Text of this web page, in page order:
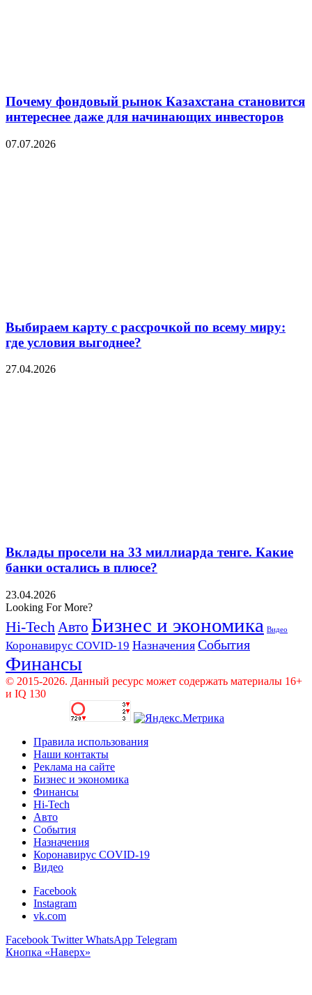
Почему фондовый рынок Казахстана становится
интереснее даже для начинающих инвесторов
07.07.2026
Выбираем карту с рассрочкой по всему миру:
где условия выгоднее?
27.04.2026
Вклады просели на 33 миллиарда тенге. Какие
банки остались в плюсе?
23.04.2026
Looking For More?
Hi-Tech Авто Бизнес и экономика Видео
Коронавирус COVID-19 Назначения События
Финансы
© 2015-2026. Данный ресурс может содержать материалы 16+
и IQ 130
Правила использования
Наши контакты
Реклама на сайте
Бизнес и экономика
Финансы
Hi-Tech
Авто
События
Назначения
Коронавирус COVID-19
Видео
Facebook
Instagram
vk.com
Facebook Twitter WhatsApp Telegram
Кнопка «Наверх»